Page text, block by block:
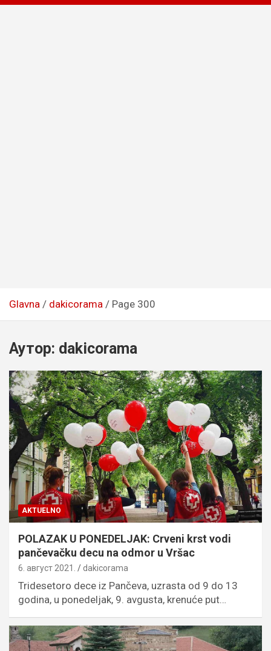
Glavna dakicorama Page 300
Аутор: dakicorama
AKTUELNO
POLAZAK U PONEDELJAK: Crveni krst vodi
pančevačku decu na odmor u Vršac
6. август 2021. dakicorama
Tridesetoro dece iz Pančeva, uzrasta od 9 do 13
godina, u ponedeljak, 9. avgusta, krenuće put…